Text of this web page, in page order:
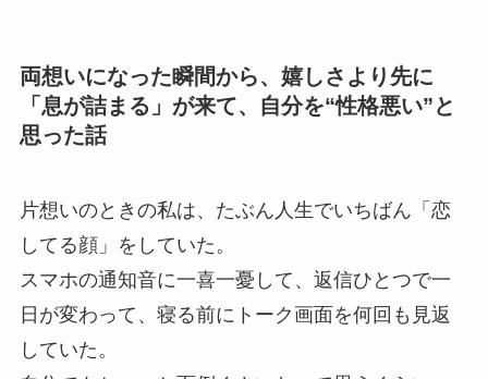
両想いになった瞬間から、嬉しさより先に
「息が詰まる」が来て、自分を“性格悪い”と
思った話
片想いのときの私は、たぶん人生でいちばん「恋
してる顔」をしていた。
スマホの通知音に一喜一憂して、返信ひとつで一
日が変わって、寝る前にトーク画面を何回も見返
していた。